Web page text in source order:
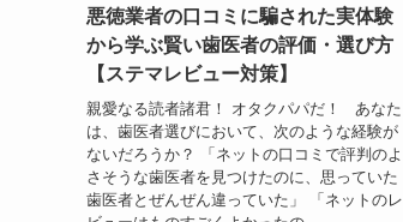
悪徳業者の口コミに騙された実体験
から学ぶ賢い歯医者の評価・選び方
【ステマレビュー対策】
親愛なる読者諸君！ オタクパパだ！ あなた
は、歯医者選びにおいて、次のような経験が
ないだろうか？ 「ネットの口コミで評判のよ
さそうな歯医者を見つけたのに、思っていた
歯医者とぜんぜん違っていた」 「ネットのレ